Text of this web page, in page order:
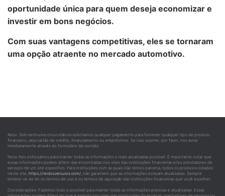
oportunidade única para quem deseja economizar e
investir em bons negócios.
Com suas vantagens competitivas, eles se tornaram
uma opção atraente no mercado automotivo.
Aviso: Sob nenhuma circunstância solicitamos qualquer pagamento para fornecer qualquer tipo de produto
financeiro, seja cartão de crédito, financiamento ou empréstimo. Se isso ocorrer, por favor, nos avise
imediatamente através do formulário de contato.
Nota: Nos esforçamos para manter todas as informações o mais atualizadas possível. É importante notar que
essas informações podem diferir das encontradas nos sites das instituições financeiras e/ou prestadores de
serviços de um site específico. Para instituições com as quais não temos parceria, todos os produtos listados
neste site, https://reidosveiculos.com/, não garantem que as informações estejam atualizadas. Sempre
lembre-se de ler os termos de uso e os termos de aquisição das instituições financeiras que você escolher.
Considerações: Fazemos todo o possível para manter todas as informações precisas e atualizadas. Essas